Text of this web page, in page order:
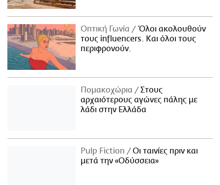
Οπτική Γωνία
Όλοι ακολουθούν
τους influencers. Και όλοι τους
περιφρονούν.
Πομακοχώρια
Στους
αρχαιότερους αγώνες πάλης με
λάδι στην Ελλάδα
Pulp Fiction
Οι ταινίες πριν και
μετά την «Οδύσσεια»